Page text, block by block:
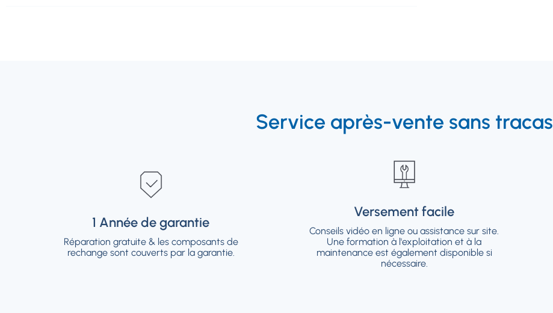
Service après-vente sans tracas
1 Année de garantie
Réparation gratuite & les composants de
rechange sont couverts par la garantie.
1 Année de garantie
Réparation gratuite & les composants de
rechange sont couverts par la garantie.
Versement facile
Conseils vidéo en ligne ou assistance sur site.
Une formation à l'exploitation et à la
maintenance est également disponible si
nécessaire.
Versement facile
Conseils vidéo en ligne ou assistance sur site.
Une formation à l'exploitation et à la
maintenance est également disponible si
nécessaire.